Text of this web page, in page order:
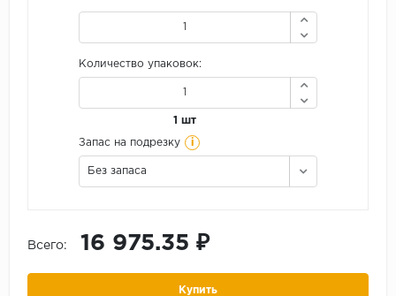
Количество упаковок:
1 шт
Запас на подрезку i
Без запаса
Всего: 16 975.35 ₽
Купить